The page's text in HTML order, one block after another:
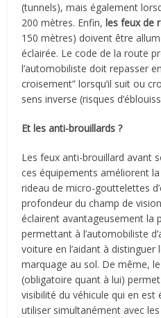
(tunnels), mais également
200 mètres. Enfin, les feux de
150 mètres) doivent être
éclairée. Le code de la route
l’automobiliste doit repasser
croisement” lorsqu’il suit ou
sens inverse (risques
Et les anti-brouillards ?
Les feux anti-brouillard avant
ces équipements améliorent la
rideau de micro-gouttelettes
profondeur du champ de
éclairent avantageusement la
permettant à l’automobiliste
voiture en l’aidant à
marquage au sol. De même,
(obligatoire quant à lui)
visibilité du véhicule qui en est
utiliser simultanément avec